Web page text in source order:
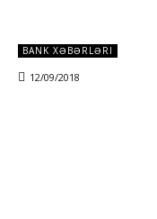
BANK XƏBƏRLƏRI
12/09/2018